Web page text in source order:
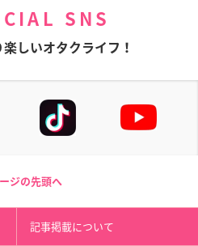
SNS
しいオタクライフ！
ジの先頭へ
記事掲載について